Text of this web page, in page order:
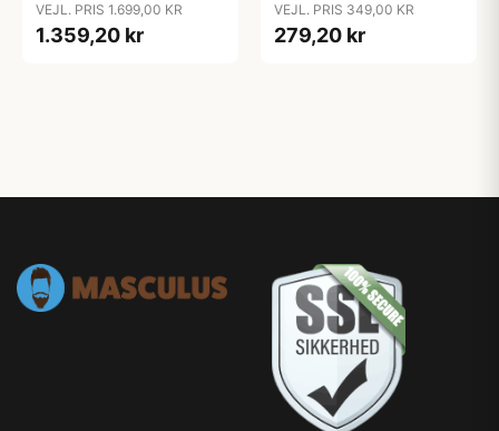
VEJL. PRIS 1.699,00 KR
1.359,20 kr
VEJL. PRIS 349,00 KR
279,20 kr